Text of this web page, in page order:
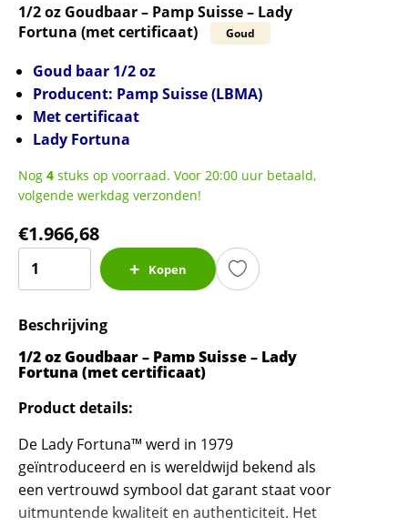
1/2 oz Goudbaar – Pamp Suisse – Lady
Fortuna (met certificaat)
Goud
Goud baar 1/2 oz
Producent: Pamp Suisse (LBMA)
Met certificaat
Lady Fortuna
Nog 4 stuks op voorraad. Voor 20:00 uur betaald,
volgende werkdag verzonden!
€1.966,68
-
Pamp
Suisse
Lady
Fortuna
(met
certificaat)
aantal
Kopen
Beschrijving
1/2 oz Goudbaar – Pamp Suisse – Lady
Fortuna (met certificaat)
Product details:
De Lady Fortuna™ werd in 1979
geïntroduceerd en is wereldwijd bekend als
een vertrouwd symbool dat garant staat voor
uitmuntende kwaliteit en authenticiteit. Het